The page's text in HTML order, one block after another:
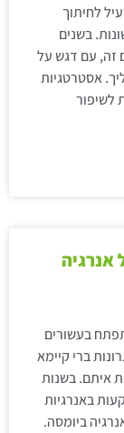
לחיתוך
בשנים
זה, עם דגש על
אסטרטגיות
לשיפור
אנרגיה
בעשורים
ברי קיימא
איתם. בשנות
באנרגיות
ביומסה.